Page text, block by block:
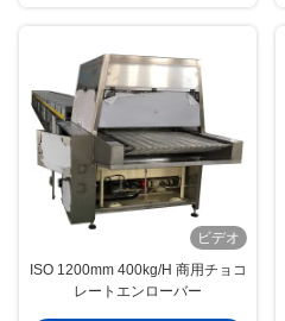
ビデオ
ISO 1200mm 400kg/H 商用チョコ
レートエンローバー